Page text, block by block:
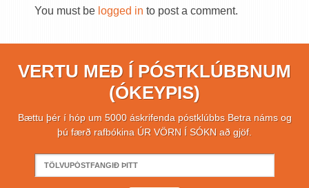
You must be logged in to post a comment.
VERTU MEÐ Í PÓSTKLÚBBNUM
(ÓKEYPIS)
Bættu þér í hóp um 5000 áskrifenda póstklúbbs Betra náms og
þú færð rafbókina ÚR VÖRN Í SÓKN að gjöf.